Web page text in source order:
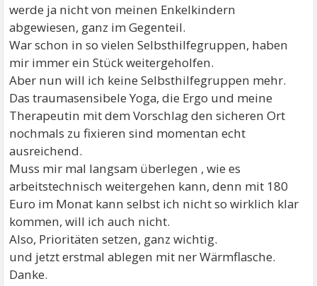
werde ja nicht von meinen Enkelkindern
abgewiesen, ganz im Gegenteil.
War schon in so vielen Selbsthilfegruppen, haben
mir immer ein Stück weitergeholfen.
Aber nun will ich keine Selbsthilfegruppen mehr.
Das traumasensibele Yoga, die Ergo und meine
Therapeutin mit dem Vorschlag den sicheren Ort
nochmals zu fixieren sind momentan echt
ausreichend.
Muss mir mal langsam überlegen , wie es
arbeitstechnisch weitergehen kann, denn mit 180
Euro im Monat kann selbst ich nicht so wirklich klar
kommen, will ich auch nicht.
Also, Prioritäten setzen, ganz wichtig.
und jetzt erstmal ablegen mit ner Wärmflasche.
Danke.